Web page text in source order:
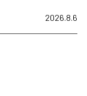
2026.8.6